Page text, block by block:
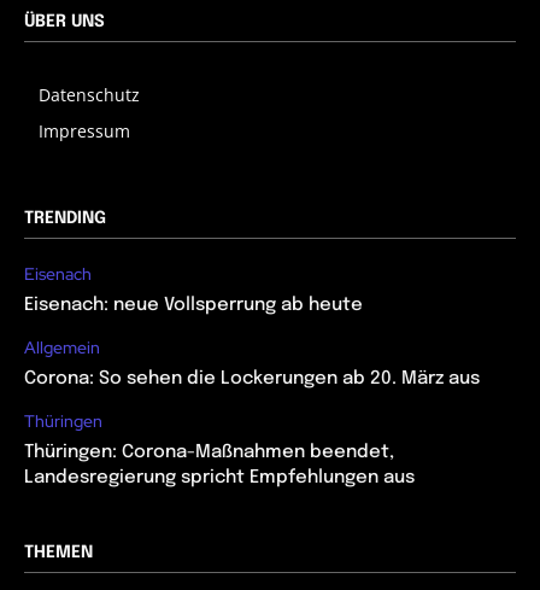
ÜBER UNS
Datenschutz
Impressum
TRENDING
Eisenach
Eisenach: neue Vollsperrung ab heute
Allgemein
Corona: So sehen die Lockerungen ab 20. März aus
Thüringen
Thüringen: Corona-Maßnahmen beendet,
Landesregierung spricht Empfehlungen aus
THEMEN